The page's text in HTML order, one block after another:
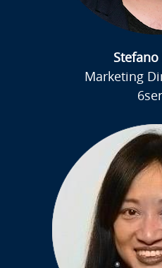
Marketing